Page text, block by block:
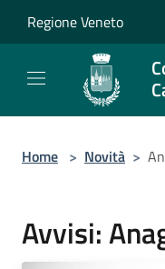
Regione Veneto
Home > Novità >
Avvisi: